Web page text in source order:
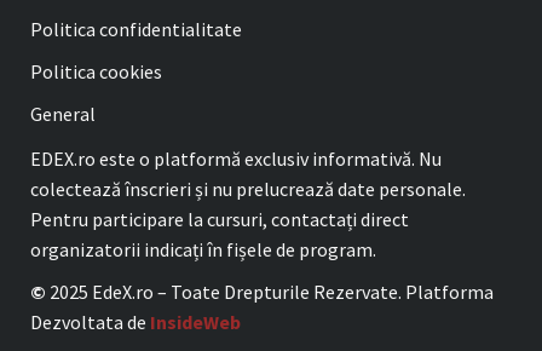
Politica confidentialitate
Politica cookies
General
EDEX.ro este o platformă exclusiv informativă. Nu
colectează înscrieri și nu prelucrează date personale.
Pentru participare la cursuri, contactați direct
organizatorii indicați în fișele de program.
© 2025 EdeX.ro – Toate Drepturile Rezervate. Platforma
Dezvoltata de InsideWeb